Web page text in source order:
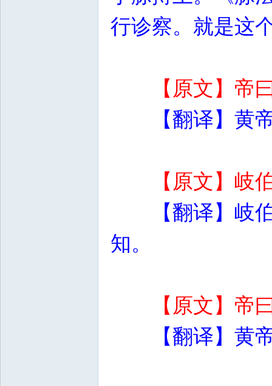
行诊察。就是这
【原文】帝
【翻译】黄
【原文】岐
【翻译】岐
知。
【原文】帝
【翻译】黄